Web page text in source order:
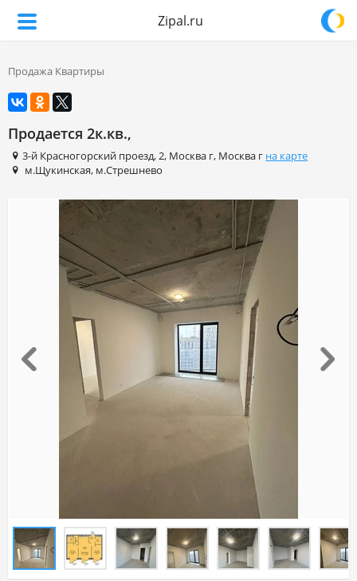
Zipal.ru
Продажа Квартиры
Продается 2к.кв.,
3-й Красногорский проезд,2, Москва г, Москва г на карте
м.Щукинская, м.Стрешнево